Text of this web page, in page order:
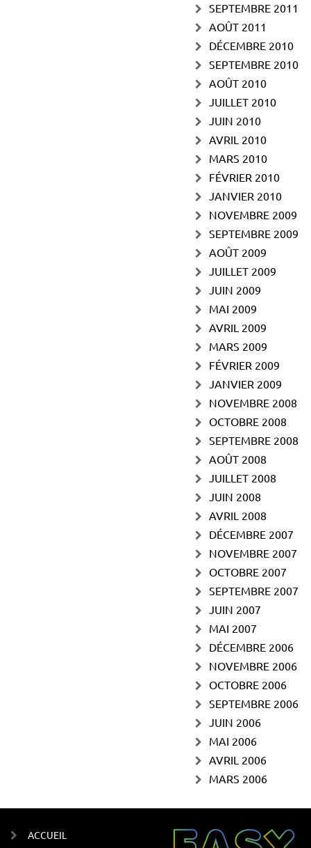
SEPTEMBRE 2011
AOÛT 2011
DÉCEMBRE 2010
SEPTEMBRE 2010
AOÛT 2010
JUILLET 2010
JUIN 2010
AVRIL 2010
MARS 2010
FÉVRIER 2010
JANVIER 2010
NOVEMBRE 2009
SEPTEMBRE 2009
AOÛT 2009
JUILLET 2009
JUIN 2009
MAI 2009
AVRIL 2009
MARS 2009
FÉVRIER 2009
JANVIER 2009
NOVEMBRE 2008
OCTOBRE 2008
SEPTEMBRE 2008
AOÛT 2008
JUILLET 2008
JUIN 2008
AVRIL 2008
DÉCEMBRE 2007
NOVEMBRE 2007
OCTOBRE 2007
SEPTEMBRE 2007
JUIN 2007
MAI 2007
DÉCEMBRE 2006
NOVEMBRE 2006
OCTOBRE 2006
SEPTEMBRE 2006
JUIN 2006
MAI 2006
AVRIL 2006
MARS 2006
ACCUEIL